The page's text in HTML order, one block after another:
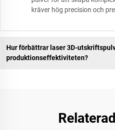
kräver hög precision och
Hur förbättrar laser 3D-
produktionseffektiviteten?